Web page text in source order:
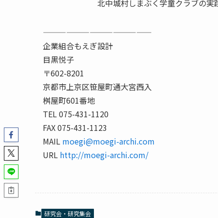
北中城村しまぶく学童クラブの実
——————————————
企業組合もえぎ設計
目黒悦子
〒602-8201
京都市上京区笹屋町通大宮西入
桝屋町601番地
TEL 075-431-1120
FAX 075-431-1123
MAIL moegi@moegi-archi.com
URL http://moegi-archi.com/
研究会・研究集会